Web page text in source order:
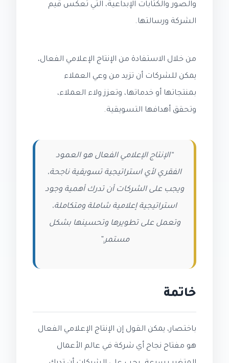
والصور والكتابات الإبداعية، التي تعكس قيم
الشركة ورسالتها.
من خلال الاستفادة من الإنتاج الإعلامي الفعال،
يمكن للشركات أن تزيد من وعي العملاء
بمنتجاتها أو خدماتها، وتعزز ولاء العملاء،
وتحقق أهدافها التسويقية.
“الإنتاج الإعلامي الفعال هو العمود
الفقري لأي استراتيجية تسويقية ناجحة،
ويجب على الشركات أن تدرك أهمية وجود
استراتيجية إعلامية شاملة ومتكاملة،
وتعمل على تطويرها وتحسينها بشكل
مستمر.”
خاتمة
باختصار، يمكن القول إن الإنتاج الإعلامي الفعال
هو مفتاح نجاح أي شركة في عالم الأعمال